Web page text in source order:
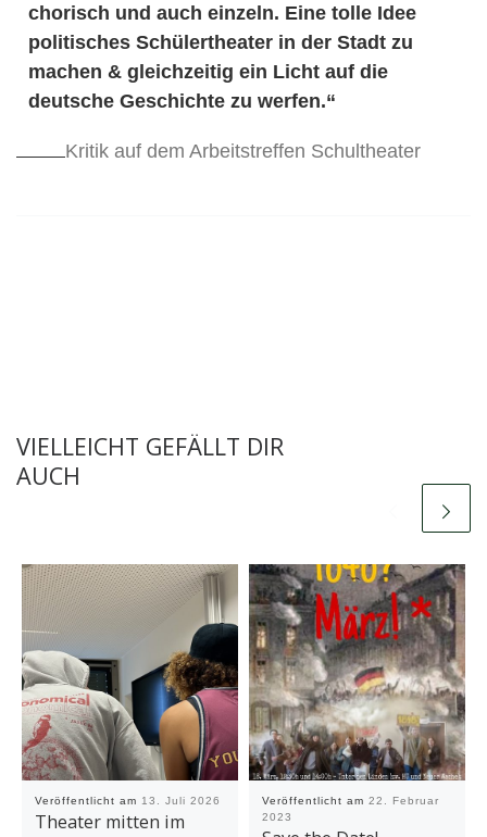
chorisch und auch einzeln. Eine tolle Idee
politisches Schülertheater in der Stadt zu
machen & gleichzeitig ein Licht auf die
deutsche Geschichte zu werfen.“
Kritik auf dem Arbeitstreffen Schultheater
VIELLEICHT GEFÄLLT DIR
AUCH
Veröffentlicht am 13. Juli 2026
Theater mitten im
Veröffentlicht am 22. Februar
2023